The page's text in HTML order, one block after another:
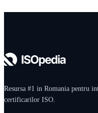
Resursa #1 in Romania pentru
certificarilor ISO.